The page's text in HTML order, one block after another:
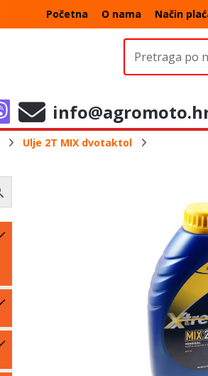
Početna O nama Način
Ulje 2T MIX dvotaktol